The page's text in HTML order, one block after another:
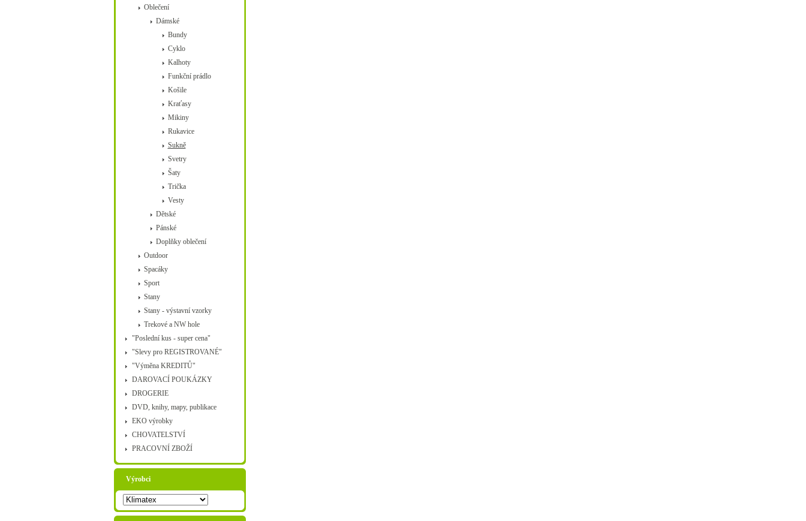
Oblečení
Dámské
Bundy
Cyklo
Kalhoty
Funkční prádlo
Košile
Kraťasy
Mikiny
Rukavice
Sukně
Svetry
Šaty
Trička
Vesty
Dětské
Pánské
Doplňky oblečení
Outdoor
Spacáky
Sport
Stany
Stany - výstavní vzorky
Trekové a NW hole
"Poslední kus - super cena"
"Slevy pro REGISTROVANÉ"
"Výměna KREDITŮ"
DAROVACÍ POUKÁZKY
DROGERIE
DVD, knihy, mapy, publikace
EKO výrobky
CHOVATELSTVÍ
PRACOVNÍ ZBOŽÍ
Výrobci